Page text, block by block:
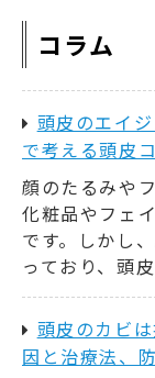
コラム
頭皮のエイ
で考える頭皮
顔のたるみや
化粧品やフェ
です。しかし
っており、頭
頭皮のカビ
因と治療法、